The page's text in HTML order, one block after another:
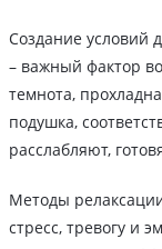
Создание условий
– важный фактор
темнота,
подушка,
расслабляют,
Методы
стресс, тревогу и